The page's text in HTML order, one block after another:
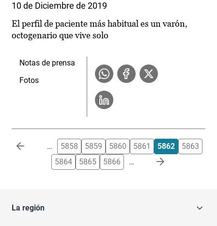
10 de Diciembre de 2019
El perfil de paciente más habitual es un varón,
octogenario que vive solo
Notas de prensa
Fotos
Paginación … 5858 5859 5860 5861 5862
5863
5864
5865 5866 …
La región